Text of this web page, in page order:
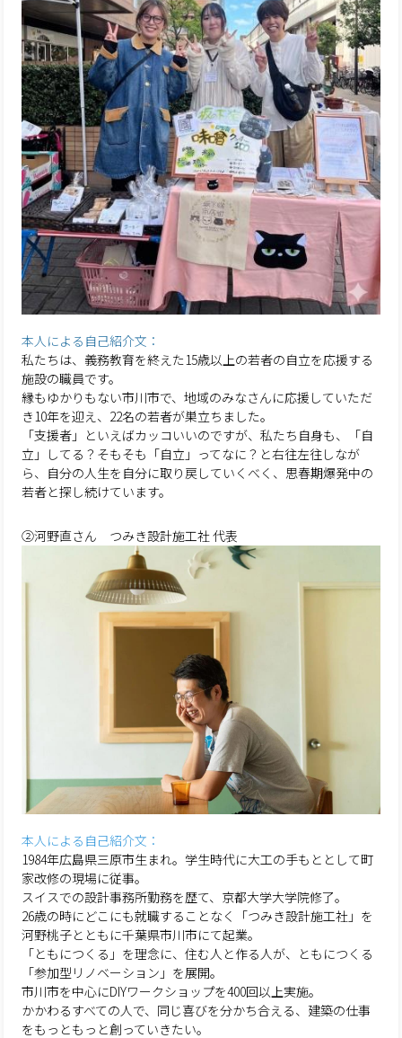
本人による自己紹介文：
私たちは、義務教育を終えた15歳以上の若者の自立を応援する
施設の職員です。
縁もゆかりもない市川市で、地域のみなさんに応援していただ
き10年を迎え、22名の若者が巣立ちました。
「支援者」といえばカッコいいのですが、私たち自身も、「自
立」してる？そもそも「自立」ってなに？と右往左往しなが
ら、自分の人生を自分に取り戻していくべく、思春期爆発中の
若者と探し続けています。
②河野直さん つみき設計施工社 代表
本人による自己紹介文：
1984年広島県三原市生まれ。学生時代に大工の手もととして町
家改修の現場に従事。
スイスでの設計事務所勤務を歴て、京都大学大学院修了。
26歳の時にどこにも就職することなく「つみき設計施工社」を
河野桃子とともに千葉県市川市にて起業。
「ともにつくる」を理念に、住む人と作る人が、ともにつくる
「参加型リノベーション」を展開。
市川市を中心にDIYワークショップを400回以上実施。
かかわるすべての人で、同じ喜びを分かち合える、建築の仕事
をもっともっと創っていきたい。